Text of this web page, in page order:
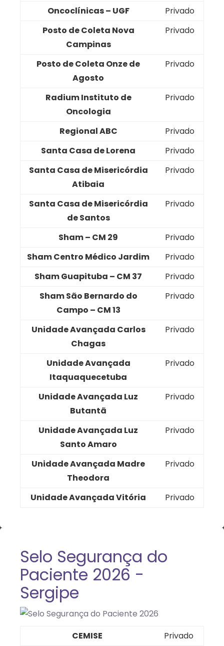
Oncoclínicas – UGF
Privado
Posto de Coleta Nova
Campinas
Privado
Posto de Coleta Onze de
Agosto
Privado
Radium Instituto de
Oncologia
Privado
Regional ABC
Privado
Santa Casa de Lorena
Privado
Santa Casa de Misericórdia
Atibaia
Privado
Santa Casa de Misericórdia
de Santos
Privado
Sham – CM 29
Privado
Sham Centro Médico Jardim
Privado
Sham Guapituba – CM 37
Privado
Sham São Bernardo do
Campo – CM 13
Privado
Unidade Avançada Carlos
Chagas
Privado
Unidade Avançada
Itaquaquecetuba
Privado
Unidade Avançada Luz
Butantã
Privado
Unidade Avançada Luz
Santo Amaro
Privado
Unidade Avançada Madre
Theodora
Privado
Unidade Avançada Vitória Privado
Selo Segurança do
Paciente 2026 -
Sergipe
CEMISE
Privado